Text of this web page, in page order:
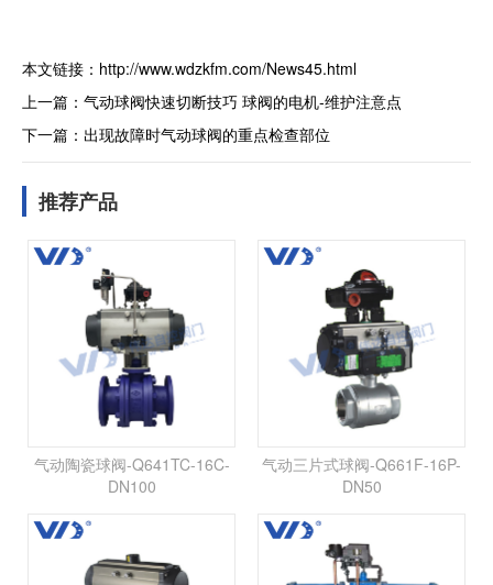
本文链接： http://www.wdzkfm.com/News45.html
上一篇： 气动球阀快速切断技巧 球阀的电机-维护注意点
下一篇： 出现故障时气动球阀的重点检查部位
推荐产品
气动陶瓷球阀-Q641TC-16C-
DN100
气动三片式球阀-Q661F-16P-
DN50